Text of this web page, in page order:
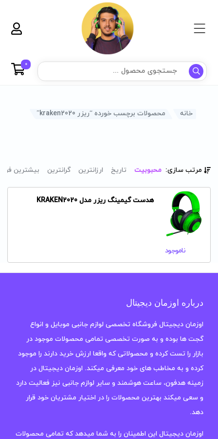
0
خانه محصولات برچسب خورده “ریزر kraken2020”
مرتب سازی: محبوبیت تاریخ ارزانترین گرانترین بیشترین
هدست گیمینگ ریزر مدل KRAKEN2020
ناموجود
درباره اوزمان دیجیتال
اوزمان دیجیتال فروشگاه تخصصی لوازم جانبی موبایل و انواع
گجت ها بوده و به صورت تخصصی تمامی محصولات موجود در
بازار را تست کرده و محصولاتی که واقعا ارزش خرید دارند را موجود
کرده و به مخاطب های خود معرفی میکند. اوزمان دیجیتال در
زمینه هدفون، ساعت هوشمند و سایر لوازم جانبی نیز فعالیت دارد
و سعی میکند بهترین محصولات را در اختیار مشتریان خود قرار
دهد.
اوزمان دیجیتال این اطمینان را به شما میدهد که تمامی محصولات